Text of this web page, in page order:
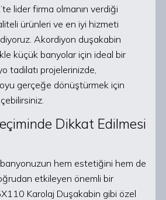
lider firma olmanın verdiği
ürünleri ve en iyi hizmeti
Akordiyon duşakabin
küçük banyolar için ideal bir
tadilatı projelerinizde,
gerçeğe dönüştürmek için
Dikkat Edilmesi
hem estetiğini hem de
etkileyen önemli bir
Karolaj Duşakabin gibi özel